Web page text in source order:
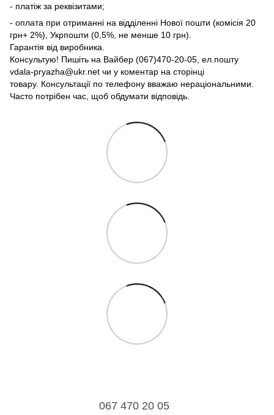
- платіж за реквізитами;
- оплата при отриманні на відділенні Нової пошти (комісія 20
грн+ 2%), Укрпошти (0,5%, не менше 10 грн).
Гарантія від виробника.
Консультую! Пишіть на Вайбер (067)470-20-05, ел.пошту
vdala-pryazha@ukr.net чи у коментар на сторінці
товару. Консультації по телефону вважаю нераціональними.
Часто потрібен час, щоб обдумати відповідь.
067 470 20 05